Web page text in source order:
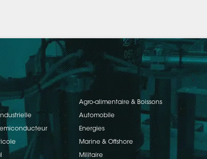
Agro-alimentaire & Boissons
Automobile
Energies
Marine & Offshore
Militaire